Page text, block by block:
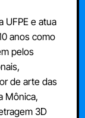
UFPE e atua
anos como
pelos
de arte das
Mônica,
3D